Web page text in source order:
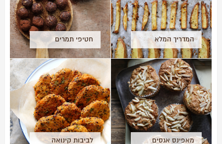
המדריך המלא
לצ׳יפס בתנור
חטיפי תמרים
וקקאו
מאפינס אגסים לביבות קינואה